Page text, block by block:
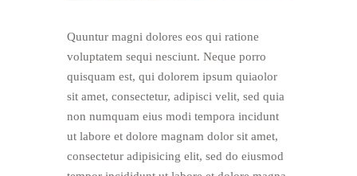
Quuntur magni dolores eos qui ratione
voluptatem sequi nesciunt. Neque porro
quisquam est, qui dolorem ipsum quiaolor
sit amet, consectetur, adipisci velit, sed quia
non numquam eius modi tempora incidunt
ut labore et dolore magnam dolor sit amet,
consectetur adipisicing elit, sed do eiusmod